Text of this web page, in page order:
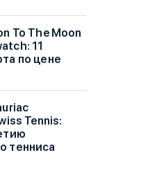
To The Moon
11
по цене
Tennis:
тенниса